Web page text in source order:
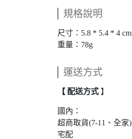
規格說明
尺寸：5.8 * 5.4 * 4 cm
重量：78g
運送方式
【 配送方式 】
國內：
超商取貨(7-11、全家)
宅配